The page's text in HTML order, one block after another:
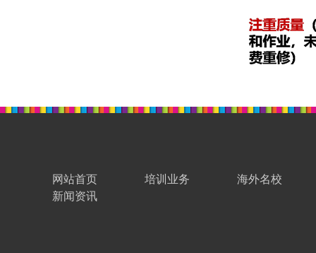
网站首页 培训业务
海外名校
新闻资讯